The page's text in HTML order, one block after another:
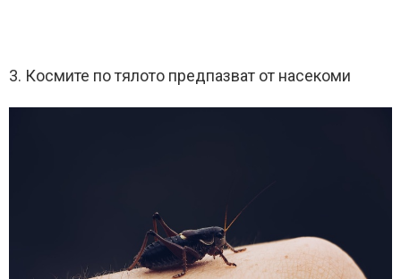
3. Космите по тялото предпазват от насекоми